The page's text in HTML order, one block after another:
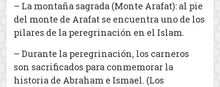
– La montaña sagrada (Monte Arafat): al pie
del monte de Arafat se encuentra uno de los
pilares de la peregrinación en el Islam.
– Durante la peregrinación, los carneros
son sacrificados para conmemorar la
historia de Abraham e Ismael. (Los